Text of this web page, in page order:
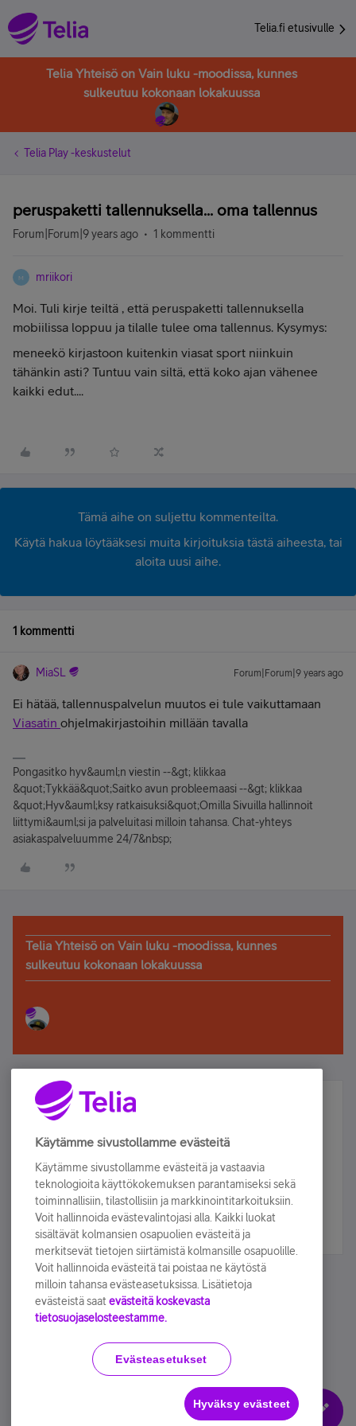
Telia.fi etusivulle
Telia Yhteisö on Vain luku -moodissa, kunnes
sulkeutuu kokonaan lokakuussa
Telia Play -keskustelut
peruspaketti tallennuksella... oma tallennus
Forum|Forum|9 years ago 1 kommentti
M mriikori
Moi. Tuli kirje teiltä , että peruspaketti tallennuksella
mobiilissa loppuu ja tilalle tulee oma tallennus. Kysymys:
meneekö kirjastoon kuitenkin viasat sport niinkuin
tähänkin asti? Tuntuu vain siltä, että koko ajan vähenee
kaikki edut....
Tämä aihe on suljettu kommenteilta.
Käytä hakua löytääksesi muita kirjoituksia tästä aiheesta, tai
aloita uusi aihe.
1 kommentti
MiaSL Forum|Forum|9 years ago
Ei hätää, tallennuspalvelun muutos ei tule vaikuttamaan
Viasatin ohjelmakirjastoihin millään tavalla
Pongasitko hyv&auml;n viestin --&gt; klikkaa
&quot;Tykkää&quot;Saitko avun probleemaasi --&gt; klikkaa
&quot;Hyv&auml;ksy ratkaisuksi&quot;Omilla Sivuilla hallinnoit
liittymi&auml;si ja palveluitasi milloin tahansa. Chat-yhteys
asiakaspalveluumme 24/7&nbsp;
Telia Yhteisö on Vain luku -moodissa, kunnes
sulkeutuu kokonaan lokakuussa
Älä jää paitsi – osallistu ja voita!
Tilaa Telian uutiskirje ja olet mukana arvonnassa.
sähköpostiisi.
Tilaa nyt
Käyttöehdot Accessibility statement
Evästeasetukset
Käytämme sivustollamme evästeitä
Käytämme sivustollamme evästeitä ja vastaavia
teknologioita käyttökokemuksen parantamiseksi sekä
toiminnallisiin, tilastollisiin ja markkinointitarkoituksiin.
Voit hallinnoida evästevalintojasi alla. Kaikki luokat
sisältävät kolmansien osapuolien evästeitä ja
merkitsevät tietojen siirtämistä kolmansille osapuolille.
Voit hallinnoida evästeitä tai poistaa ne käytöstä
milloin tahansa evästeasetuksissa. Lisätietoja
evästeistä saat evästeitä koskevasta
tietosuojaselosteestamme.
Evästeasetukset
Hyväksy evästeet